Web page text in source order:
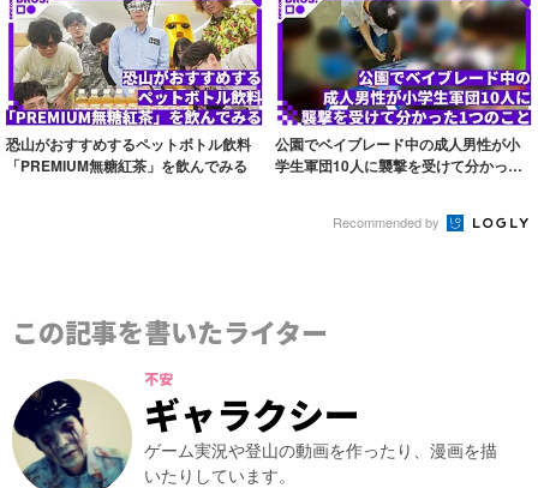
恐山がおすすめするペットボトル飲料
「PREMIUM無糖紅茶」を飲んでみる
公園でベイブレード中の成人男性が小
学生軍団10人に襲撃を受けて分かった1
Recommended by
この記事を書いたライター
不安
ギャラクシー
ゲーム実況や登山の動画を作ったり、漫画を描
いたりしています。